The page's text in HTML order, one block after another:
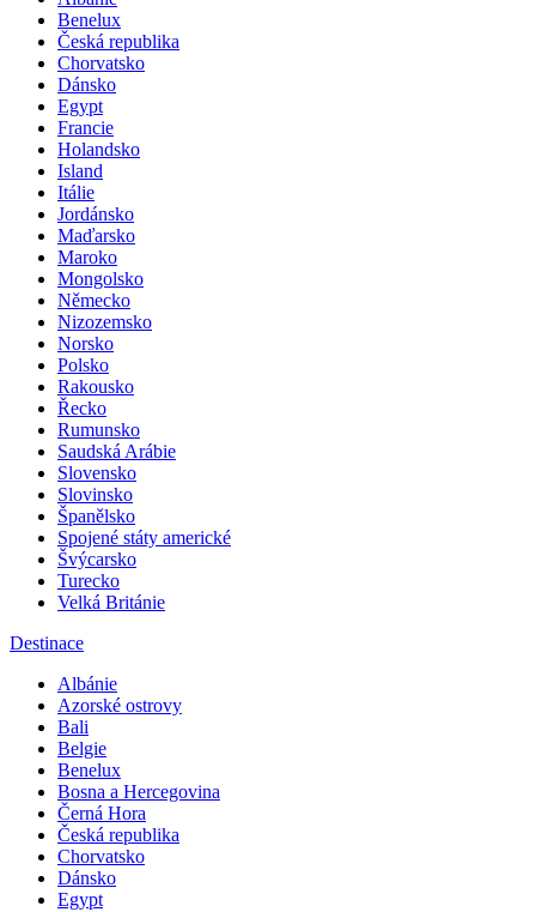
Benelux
Česká republika
Chorvatsko
Dánsko
Egypt
Francie
Holandsko
Island
Itálie
Jordánsko
Maďarsko
Maroko
Mongolsko
Německo
Nizozemsko
Norsko
Polsko
Rakousko
Řecko
Rumunsko
Saudská Arábie
Slovensko
Slovinsko
Španělsko
Spojené státy americké
Švýcarsko
Turecko
Velká Británie
Destinace
Albánie
Azorské ostrovy
Bali
Belgie
Benelux
Bosna a Hercegovina
Černá Hora
Česká republika
Chorvatsko
Dánsko
Egypt